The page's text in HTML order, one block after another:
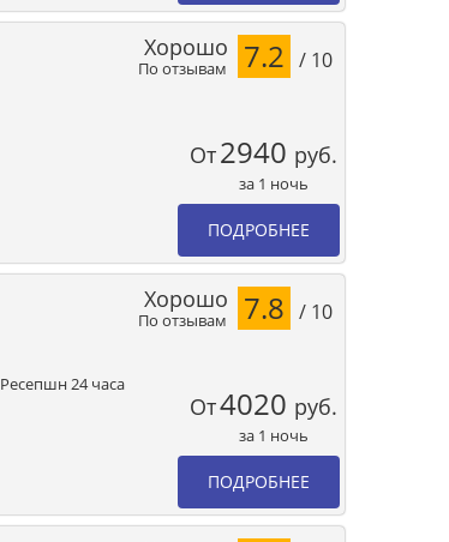
По отзывам
Хорошо 7.2 / 10
От2940 руб.
за 1 ночь
ПОДРОБНЕЕ
Ресепшн 24 часа
По отзывам
Хорошо 7.8 / 10
От4020 руб.
за 1 ночь
ПОДРОБНЕЕ